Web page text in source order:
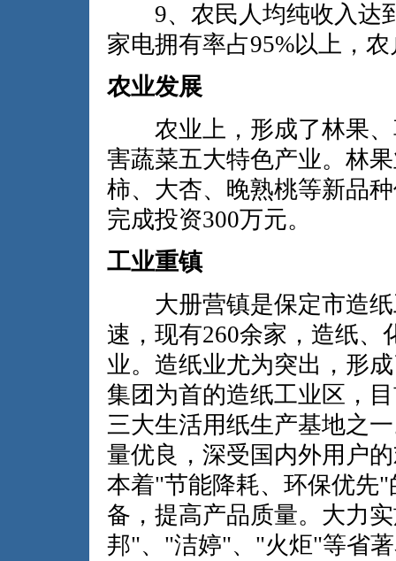
9、农民人均纯收入达
家电拥有率占95%以上，
农业发展
农业上，形成了林果、
害蔬菜五大特色产业。林
柿、大杏、晚熟桃等新品
完成投资300万元。
工业重镇
大册营镇是保定市造纸
速，现有260余家，造纸
业。造纸业尤为突出，形
集团为首的造纸工业区，
三大生活用纸生产基地之
量优良，深受国内外用户
本着"节能降耗、环保优先
备，提高产品质量。大力
邦"、"洁婷"、"火炬"等省